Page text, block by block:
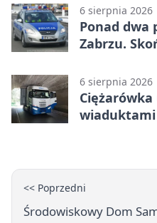
6 sierpnia 2026
Ponad dwa
Zabrzu.
6 sierpnia 2026
wiaduktami
<< Poprzedni
Środowiskowy Dom